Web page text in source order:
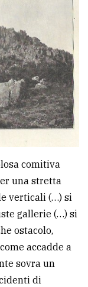
comitiva
una stretta
verticali (…) si
gallerie (…) si
ostacolo,
accadde a
sovra un
di